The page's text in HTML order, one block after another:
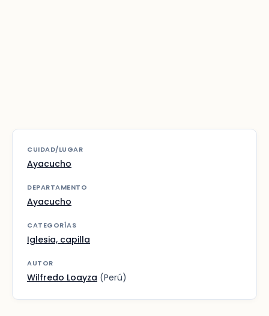
CUIDAD/LUGAR
Ayacucho
DEPARTAMENTO
Ayacucho
CATEGORÍAS
Iglesia, capilla
AUTOR
Wilfredo Loayza (Perú)